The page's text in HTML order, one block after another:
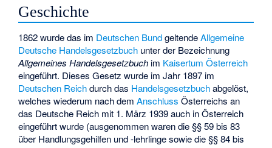
Geschichte
1862 wurde das im Deutschen BundgeltendeAllgemeine
Deutsche Handelsgesetzbuch unter der Bezeichnung
Allgemeines Handelsgesetzbuch im Kaisertum Österreich
eingeführt. Dieses Gesetz wurde im Jahr 1897 im
Deutschen Reichdurch das Handelsgesetzbuchabgelöst,
welches wiederum nach demAnschluss Österreichs an
das Deutsche Reich mit 1. März 1939 auch in Österreich
eingeführt wurde (ausgenommen waren die §§ 59 bis 83
über Handlungsgehilfen und -lehrlinge sowie die §§ 84 bis